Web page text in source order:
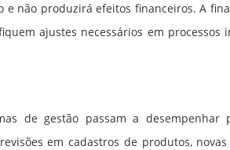
e não produzirá efeitos financeiros. A
ajustes necessários em processos
de gestão passam a desempenhar
em cadastros de produtos,